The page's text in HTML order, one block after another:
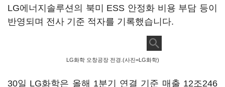
LG에너지솔루션의 북미 ESS 안정화 비용 부담 등이
반영되며 전사 기준 적자를 기록했습니다.
LG화학 오창공장 전경.(사진=LG화학)
30일 LG화학은 올해 1분기 연결 기준 매출 12조246